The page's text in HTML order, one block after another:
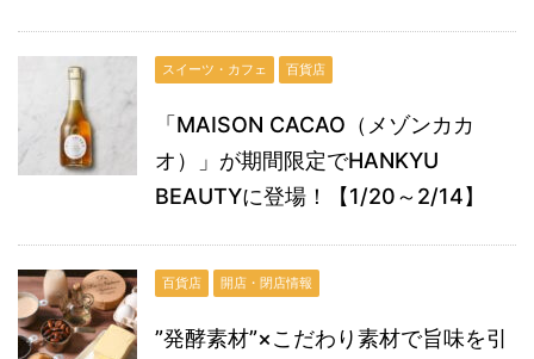
スイーツ・カフェ 百貨店
「MAISON CACAO（メゾンカカ
オ）」が期間限定でHANKYU
BEAUTYに登場！【1/20～2/14】
百貨店 開店・閉店情報
”発酵素材”×こだわり素材で旨味を引